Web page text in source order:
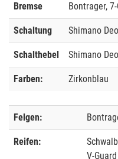
Bremse Bontrager,
Schaltung Shimano
Schalthebel Shimano
Farben: Zirkonblau
Felgen:
Reifen:
V-